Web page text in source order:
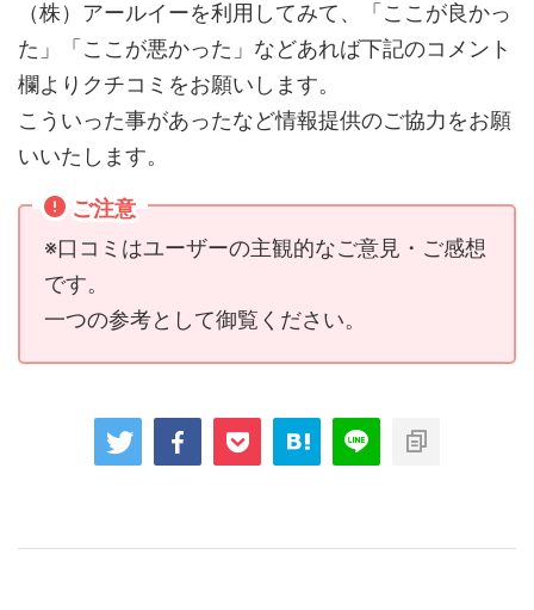
（株）アールイーを利用してみて、「ここが良かっ
た」「ここが悪かった」などあれば下記のコメント
欄よりクチコミをお願いします。
こういった事があったなど情報提供のご協力をお願
いいたします。
ご注意
※口コミはユーザーの主観的なご意見・ご感想
です。
一つの参考として御覧ください。